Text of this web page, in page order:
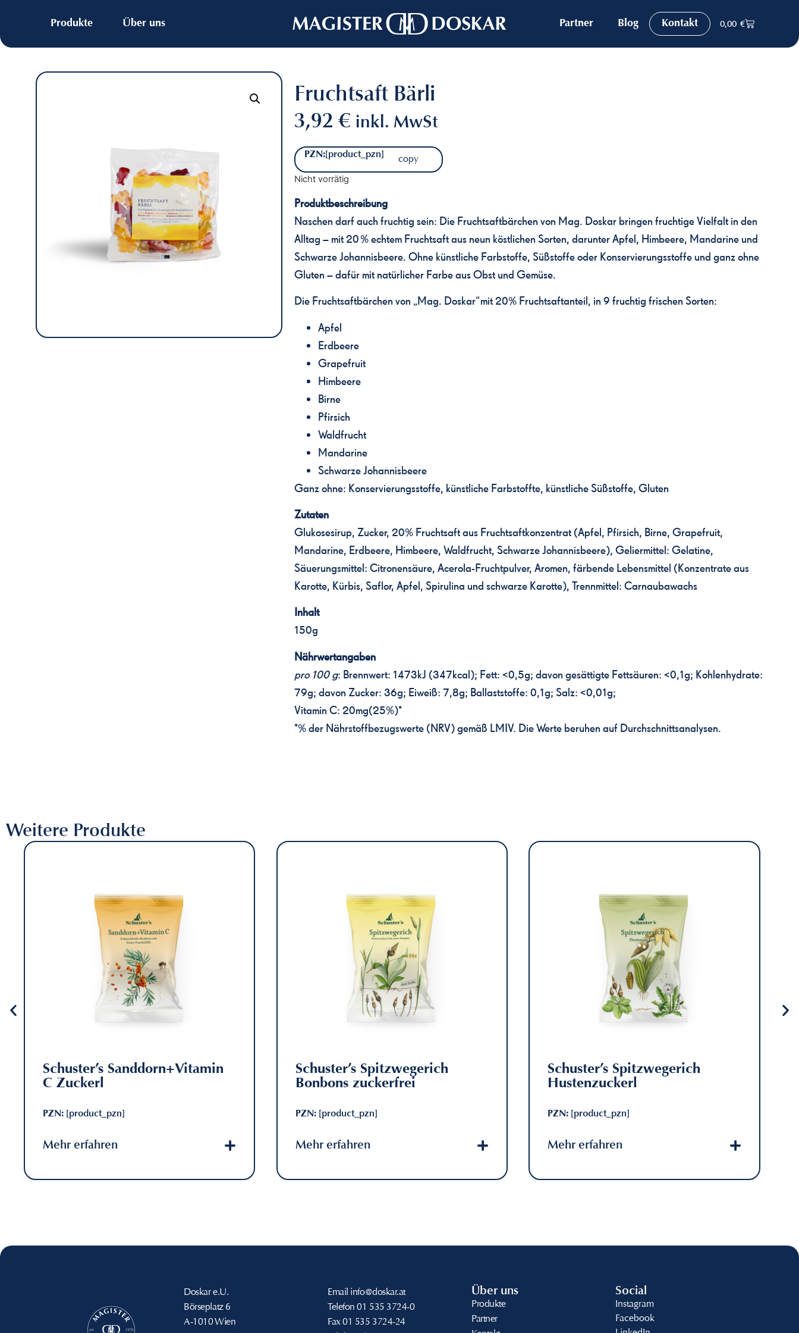
Produkte Über uns Partner Blog Kontakt 0,00 €
Zuckerl
Fruchtsaft Bärli
3,92€ inkl. MwSt
PZN: [product_pzn] copy
Nicht vorrätig
Produktbeschreibung
Naschen darf auch fruchtig sein: Die Fruchtsaftbärchen von Mag. Doskar bringen fruchtige Vielfalt in den
Alltag – mit 20 % echtem Fruchtsaft aus neun köstlichen Sorten, darunter Apfel, Himbeere, Mandarine und
Schwarze Johannisbeere. Ohne künstliche Farbstoffe, Süßstoffe oder Konservierungsstoffe und ganz ohne
Gluten – dafür mit natürlicher Farbe aus Obst und Gemüse.
Die Fruchtsaftbärchen von „Mag. Doskar“mit 20% Fruchtsaftanteil, in 9 fruchtig frischen Sorten:
Apfel
Erdbeere
Grapefruit
Himbeere
Birne
Pfirsich
Waldfrucht
Mandarine
Schwarze Johannisbeere
Ganz ohne: Konservierungsstoffe, künstliche Farbstoffte, künstliche Süßstoffe, Gluten
Zutaten
Glukosesirup, Zucker, 20% Fruchtsaft aus Fruchtsaftkonzentrat (Apfel, Pfirsich, Birne, Grapefruit,
Mandarine, Erdbeere, Himbeere, Waldfrucht, Schwarze Johannisbeere), Geliermittel: Gelatine,
Säuerungsmittel: Citronensäure, Acerola-Fruchtpulver, Aromen, färbende Lebensmittel (Konzentrate aus
Karotte, Kürbis, Saflor, Apfel, Spirulina und schwarze Karotte), Trennmittel: Carnaubawachs
Inhalt
150g
Nährwertangaben
pro 100 g: Brennwert: 1473kJ (347kcal); Fett: <0,5g; davon gesättigte Fettsäuren: <0,1g; Kohlenhydrate:
79g; davon Zucker: 36g; Eiweiß: 7,8g; Ballaststoffe: 0,1g; Salz: <0,01g;
Vitamin C: 20mg(25%)*
*% der Nährstoffbezugswerte (NRV) gemäß LMIV. Die Werte beruhen auf Durchschnittsanalysen.
Weitere Produkte
Schuster’s Sanddorn+Vitamin
C Zuckerl
PZN: [product_pzn]
Mehr erfahren
Schuster’s Spitzwegerich
Bonbons zuckerfrei
PZN: [product_pzn]
Mehr erfahren
Schuster’s Spitzwegerich
Hustenzuckerl
PZN: [product_pzn]
Mehr erfahren
Doskar e.U.
Börseplatz 6
A-1010 Wien
Email info@doskar.at
Telefon 01 535 3724-0
Fax01 535 3724-24
Über uns
Produkte
Partner
Social
Instagram
Facebook